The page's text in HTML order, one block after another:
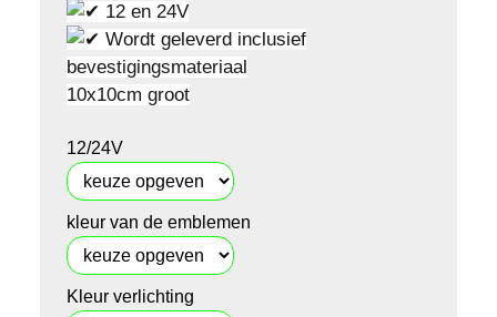
12 en 24V
Wordt geleverd inclusief
bevestigingsmateriaal
10x10cm groot
12/24V
kleur van de emblemen
Kleur verlichting